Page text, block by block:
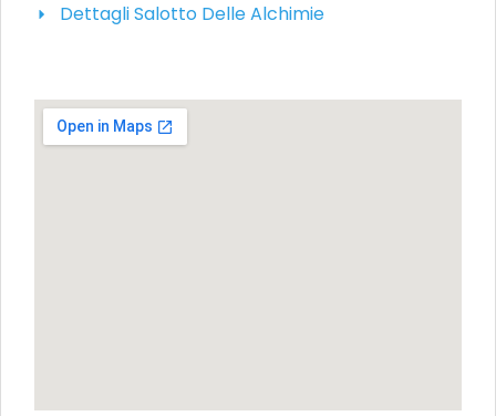
Dettagli Salotto Delle Alchimie